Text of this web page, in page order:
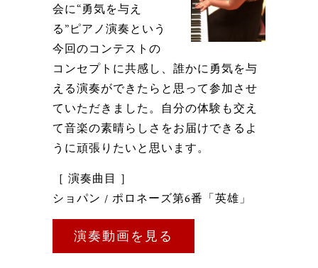
会に“勇気を与え
る”ピアノ演奏という
今回のコンテストの
コンセプトに共感し、誰かに勇気を与
える演奏ができたらと思って参加させ
ていただきました。自分の体験も交え
て音楽の素晴らしさをお届けできるよ
うに頑張りたいと思います。
［ 演奏曲目 ］
ショパン / ポロネーズ第6番「英雄」
演奏動画を見る